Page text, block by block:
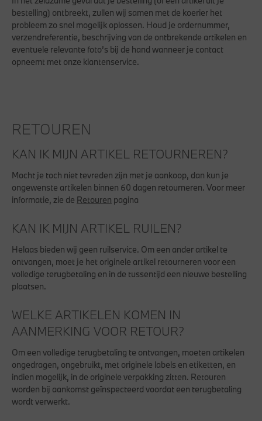
bestelling) ontbreekt, zullen wij samen met de koerier het
probleem zo snel mogelijk oplossen. Houd je ordernummer,
verzendreferentie, beschrijving van de ontbrekende artikelen en
eventuele relevante foto’s bij de hand wanneer je contact
opneemt met onze klantenservice.
RETOUREN
KAN IK MIJN ARTIKEL RETOURNEREN?
Mocht je toch niet tevreden zijn met je aankoop, dan kun je
ongewenste artikelen binnen 60 dagen retourneren. Voor meer
informatie, zie de Retouren pagina
KAN IK MIJN ARTIKEL RUILEN?
Helaas bieden wij geen ruilservice. Om een ander artikel te
ontvangen, moet je het originele artikel retourneren voor een
volledige terugbetaling en in de tussentijd een nieuwe bestelling
plaatsen.
WELKE ARTIKELEN KOMEN IN
AANMERKING VOOR RETOUR?
Om een volledige terugbetaling te ontvangen, moeten artikelen
ongedragen, ongebruikt, met originele labels en etiketten, en
indien mogelijk, in de originele verpakking zitten. Retouren
worden bij aankomst geïnspecteerd voordat een terugbetaling
wordt verwerkt.